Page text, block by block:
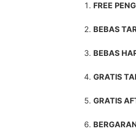
FREE
BEBAS
BEBAS
GRATIS
GRATIS